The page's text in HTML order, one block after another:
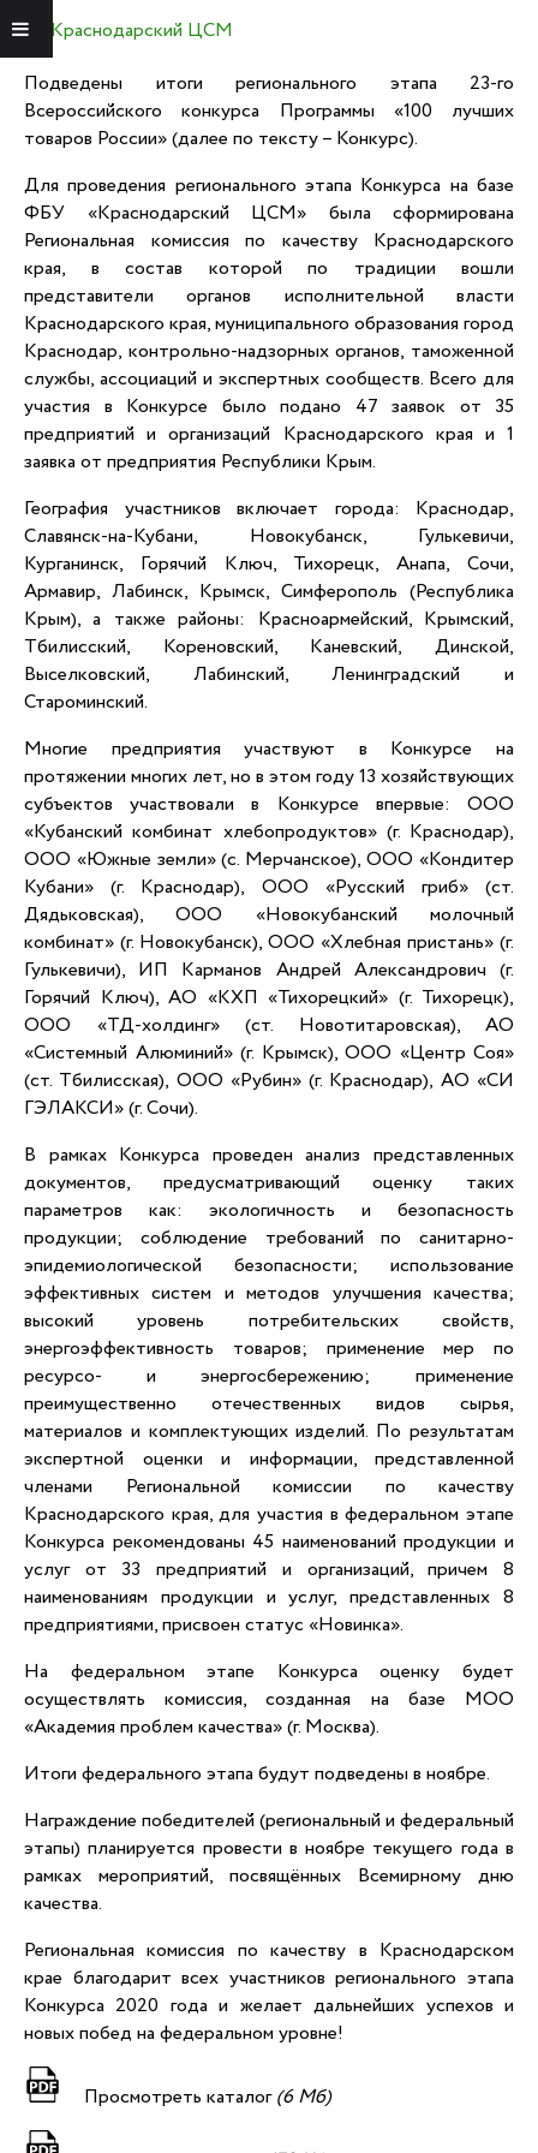
Подведены итоги регионального этапа 23-го
Всероссийского конкурса Программы «100 лучших
товаров России» (далее по тексту – Конкурс).
Для проведения регионального этапа Конкурса на базе
ФБУ «Краснодарский ЦСМ» была сформирована
Региональная комиссия по качеству Краснодарского
края, в состав которой по традиции вошли
представители органов исполнительной власти
Краснодарского края, муниципального образования город
Краснодар, контрольно-надзорных органов, таможенной
службы, ассоциаций и экспертных сообществ. Всего для
участия в Конкурсе было подано 47 заявок от 35
предприятий и организаций Краснодарского края и 1
заявка от предприятия Республики Крым.
География участников включает города: Краснодар,
Славянск-на-Кубани, Новокубанск, Гулькевичи,
Курганинск, Горячий Ключ, Тихорецк, Анапа, Сочи,
Армавир, Лабинск, Крымск, Симферополь (Республика
Крым), а также районы: Красноармейский, Крымский,
Тбилисский, Кореновский, Каневский, Динской,
Выселковский, Лабинский, Ленинградский и
Староминский.
Многие предприятия участвуют в Конкурсе на
протяжении многих лет, но в этом году 13 хозяйствующих
субъектов участвовали в Конкурсе впервые: ООО
«Кубанский комбинат хлебопродуктов» (г. Краснодар),
ООО «Южные земли» (с. Мерчанское), ООО «Кондитер
Кубани» (г. Краснодар), ООО «Русский гриб» (ст.
Дядьковская), ООО «Новокубанский молочный
комбинат» (г. Новокубанск), ООО «Хлебная пристань» (г.
Гулькевичи), ИП Карманов Андрей Александрович (г.
Горячий Ключ), АО «КХП «Тихорецкий» (г. Тихорецк),
ООО «ТД-холдинг» (ст. Новотитаровская), АО
«Системный Алюминий» (г. Крымск), ООО «Центр Соя»
(ст. Тбилисская), ООО «Рубин» (г. Краснодар), АО «СИ
ГЭЛАКСИ» (г. Сочи).
В рамках Конкурса проведен анализ представленных
документов, предусматривающий оценку таких
параметров как: экологичность и безопасность
продукции; соблюдение требований по санитарно-
эпидемиологической безопасности; использование
эффективных систем и методов улучшения качества;
высокий уровень потребительских свойств,
энергоэффективность товаров; применение мер по
ресурсо- и энергосбережению; применение
преимущественно отечественных видов сырья,
материалов и комплектующих изделий. По результатам
экспертной оценки и информации, представленной
членами Региональной комиссии по качеству
Краснодарского края, для участия в федеральном этапе
Конкурса рекомендованы 45 наименований продукции и
услуг от 33 предприятий и организаций, причем 8
наименованиям продукции и услуг, представленных 8
предприятиями, присвоен статус «Новинка».
На федеральном этапе Конкурса оценку будет
осуществлять комиссия, созданная на базе МОО
«Академия проблем качества» (г. Москва).
Итоги федерального этапа будут подведены в ноябре.
Награждение победителей (региональный и федеральный
этапы) планируется провести в ноябре текущего года в
рамках мероприятий, посвящённых Всемирному дню
качества.
Региональная комиссия по качеству в Краснодарском
крае благодарит всех участников регионального этапа
Конкурса 2020 года и желает дальнейших успехов и
новых побед на федеральном уровне!
Просмотреть каталог (6 Мб)
Краснодарский ЦСМ